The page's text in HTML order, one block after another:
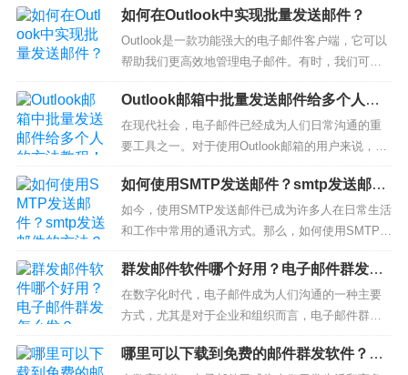
如何在Outlook中实现批量发送邮件？
Outlook是一款功能强大的电子邮件客户端，它可以
帮助我们更高效地管理电子邮件。有时，我们可能
需要向多个收件人批量发送邮件，以提高工作效
率。接下来，本文将向您介绍如何在Outlook中实现
批量发送邮件。一、创建邮件首先，您需要创建一
个新的邮件。在Outlook中，点击“新建”按钮，然后
选择“邮件”...
Outlook邮箱中批量发送邮件给多个人的
方法教程！
在现代社会，电子邮件已经成为人们日常沟通的重
要工具之一。对于使用Outlook邮箱的用户来说，一
项非常便捷的功能就是批量发送邮件给多个人。本
文将为您详细介绍在Outlook邮箱中如何使用这一功
能，让您轻松应对群发邮件的需求。步骤一：打开O
utlook邮箱首先，确保您已成功登录到您的Outlook
邮箱...
如何使用SMTP发送邮件？smtp发送邮件
的方法？
如今，使用SMTP发送邮件已成为许多人在日常生活
和工作中常用的通讯方式。那么，如何使用SMTP发
送邮件呢？本文将向您介绍使用SMTP协议发送邮件
的方法和注意事项，帮助您轻松上手。一、了解SM
TP协议SMTP（Simple Mail Transfer Protocol）是
一种用于发送电子邮件的协议。它...
群发邮件软件哪个好用？电子邮件群发怎
么发？
在数字化时代，电子邮件成为人们沟通的一种主要
方式，尤其是对于企业和组织而言，电子邮件群发
更是提高效率的重要工具。随着需求的增加，群发
邮件软件也应运而生，但究竟哪个好用呢？本文将
哪里可以下载到免费的邮件群发软件？免